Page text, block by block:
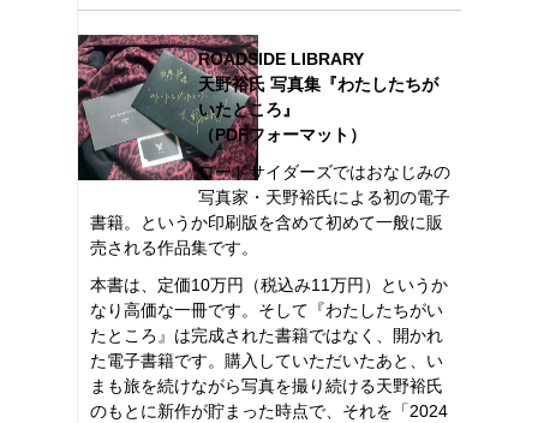
ROADSIDE LIBRARY
天野裕氏 写真集『わたしたちが
いたところ』
（PDFフォーマット）
ロードサイダーズではおなじみの
写真家・天野裕氏による初の電子
書籍。というか印刷版を含めて初めて一般に販
売される作品集です。
本書は、定価10万円（税込み11万円）というか
なり高価な一冊です。そして『わたしたちがい
たところ』は完成された書籍ではなく、開かれ
た電子書籍です。購入していただいたあと、い
まも旅を続けながら写真を撮り続ける天野裕氏
のもとに新作が貯まった時点で、それを「2024